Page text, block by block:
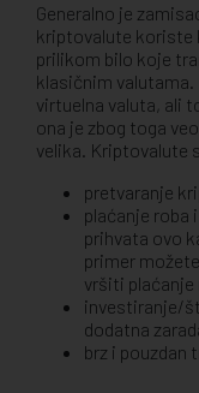
Generalno je
kriptovalute koriste
prilikom bilo koje
klasičnim
virtuelna valuta, ali
ona je zbog toga
velika. Kriptovalute
pretvaranje
plaćanje roba
prihvata ovo
primer
vršiti plaćanje
investiranje/
dodatna
brz i pouzdan